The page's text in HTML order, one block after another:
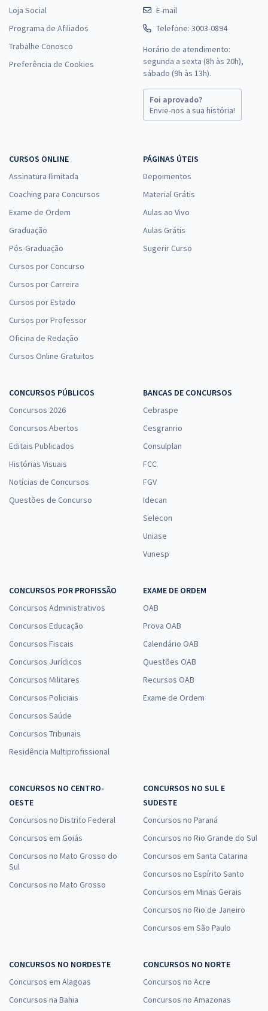
Loja Social
Programa de Afiliados
Trabalhe Conosco
Preferência de Cookies
E-mail
Telefone: 3003-0894
Horário de atendimento:
segunda a sexta (8h às 20h),
sábado (9h às 13h).
Foi aprovado?
Envie-nos a sua história!
CURSOS ONLINE
Assinatura Ilimitada
Coaching para Concursos
Exame de Ordem
Graduação
Pós-Graduação
Cursos por Concurso
Cursos por Carreira
Cursos por Estado
Cursos por Professor
Oficina de Redação
Cursos Online Gratuitos
PÁGINAS ÚTEIS
Depoimentos
Material Grátis
Aulas ao Vivo
Aulas Grátis
Sugerir Curso
CONCURSOS PÚBLICOS
Concursos 2026
Concursos Abertos
Editais Publicados
Histórias Visuais
Notícias de Concursos
Questões de Concurso
BANCAS DE CONCURSOS
Cebraspe
Cesgranrio
Consulplan
FCC
FGV
Idecan
Selecon
Uniase
Vunesp
CONCURSOS POR PROFISSÃO
Concursos Administrativos
Concursos Educação
Concursos Fiscais
Concursos Jurídicos
Concursos Militares
Concursos Policiais
Concursos Saúde
Concursos Tribunais
Residência Multiprofissional
EXAME DE ORDEM
OAB
Prova OAB
Calendário OAB
Questões OAB
Recursos OAB
Exame de Ordem
CONCURSOS NO CENTRO-
OESTE
Concursos no Distrito Federal
Concursos em Goiás
Concursos no Mato Grosso do
Sul
Concursos no Mato Grosso
CONCURSOS NO SUL E
SUDESTE
Concursos no Paraná
Concursos no Rio Grande do Sul
Concursos em Santa Catarina
Concursos no Espírito Santo
Concursos em Minas Gerais
Concursos no Rio de Janeiro
Concursos em São Paulo
CONCURSOS NO NORDESTE
Concursos em Alagoas
Concursos na Bahia
CONCURSOS NO NORTE
Concursos no Acre
Concursos no Amazonas